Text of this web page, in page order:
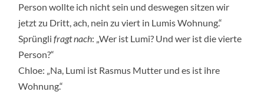
Person wollte ich nicht sein und deswegen sitzen wir
jetzt zu Dritt, ach, nein zu viert in Lumis Wohnung.“
Sprünglifragt nach: „Wer ist Lumi? Und wer ist die vierte
Person?“
Chloe: „Na, Lumi ist Rasmus Mutter und es ist ihre
Wohnung.“